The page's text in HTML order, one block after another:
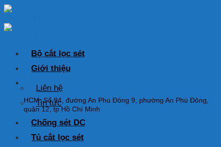
Skip
content
HOTLINE: 0925 038 097
HCM: Số 94, đường An Phú Đông 9, phường An Phú Đông,
quận 12, tp Hồ Chí Minh
Bộ cắt lọc sét
Giới thiệu
Liên hệ
Tin tức
Chống sét DC
Tủ cắt lọc sét